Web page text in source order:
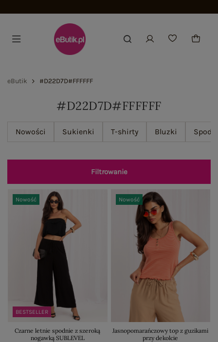
eButik #D22D7D#FFFFFF
#D22D7D#FFFFFF
Nowości Sukienki T-shirty Bluzki
Filtrowanie
BESTSELLER
Nowość
Czarne letnie spodnie z szeroką
nogawką SUBLEVEL
Nowość
Jasnopomarańczowy top z guzikami
przy dekolcie